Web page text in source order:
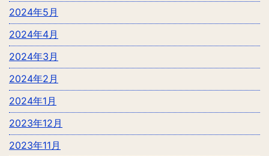
2024年5月
2024年4月
2024年3月
2024年2月
2024年1月
2023年12月
2023年11月